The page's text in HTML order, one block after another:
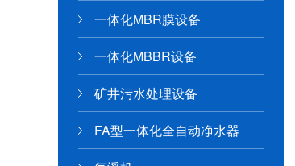
一体化MBR膜设备
一体化MBBR设备
矿井污水处理设备
FA型一体化全自动净水器